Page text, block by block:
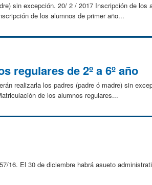
sin excepción. 20/ 2 / 2017 Inscripción de los
de los alumnos de primer año...
regulares de 2º a 6º año
realizarla los padres (padre ó madre) sin
de los alumnos regulares...
16. El 30 de diciembre habrá asueto